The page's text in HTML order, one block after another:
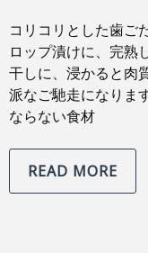
コリコリとした歯ご
ロップ漬けに、完熟
干しに、浸かると肉
派なご馳走になりま
ならない食材
READ MORE